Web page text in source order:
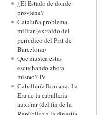
¿El Estado de donde
proviene?
Cataluña problema
militar (extraido del
periodico del Prat de
Barcelona)
Qué música estás
escuchando ahora
mismo? IV
Caballería Romana: La
Era de la caballería
auxiliar (del fin de la